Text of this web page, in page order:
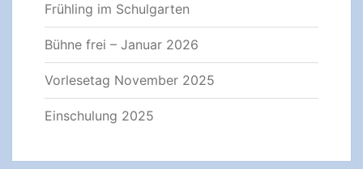
Frühling im Schulgarten
Bühne frei – Januar 2026
Vorlesetag November 2025
Einschulung 2025